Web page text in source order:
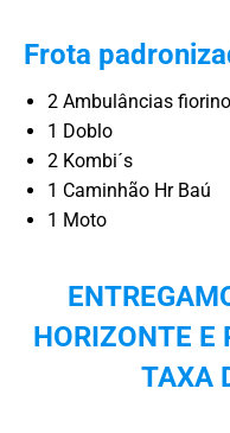
Frota
2 Ambulâncias
1 Doblo
2 Kombi´s
1 Caminhão Hr Baú
1 Moto
HORIZONTE E
TAXA